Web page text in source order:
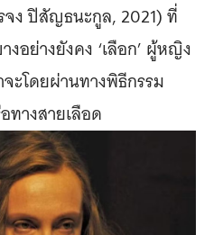
จง ปิสัญธนะกูล, 2021) ที่
อย่างยังคง ‘เลือก’ ผู้หญิง
ะโดยผ่านทางพิธีกรรม
ทางสายเลือด